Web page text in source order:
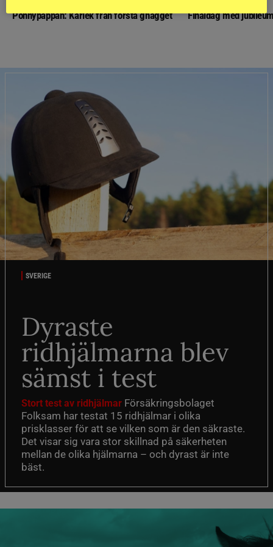
Ponnypappan: Kärlek från första gnägget Finaldag med
SVERIGE
Dyraste
ridhjälmarna blev
sämst i test
Stort test av ridhjälmar Försäkringsbolaget
Folksam har testat 15 ridhjälmar i olika
prisklasser för att se vilken som är den säkraste.
Det visar sig vara stor skillnad på säkerheten
mellan de olika hjälmarna – och dyrast är inte
bäst.